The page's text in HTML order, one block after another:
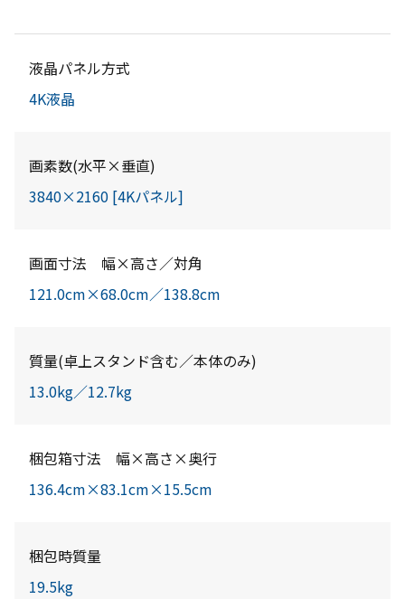
液晶パネル方式
4K液晶
画素数(水平×垂直)
3840×2160 [4Kパネル]
画面寸法 幅×高さ／対角
121.0cm×68.0cm／138.8cm
質量(卓上スタンド含む／本体のみ)
13.0kg／12.7kg
梱包箱寸法 幅×高さ×奥行
136.4cm×83.1cm×15.5cm
梱包時質量
19.5kg